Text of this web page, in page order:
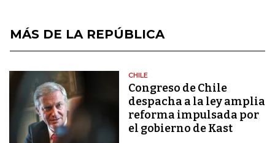
MÁS DE LA REPÚBLICA
CHILE
Congreso de Chile
despacha a la ley amplia
reforma impulsada por
el gobierno de Kast